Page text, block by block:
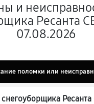
и
Ресанта
07.08.2026
поломки или